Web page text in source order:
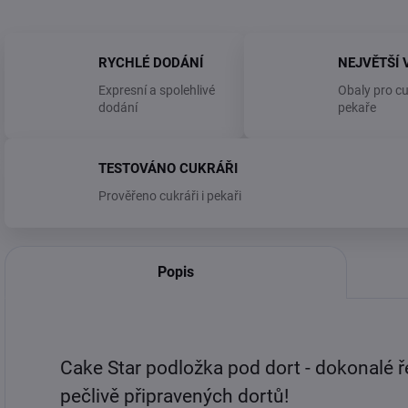
RYCHLÉ DODÁNÍ
Expresní a spolehlivé
dodání
NEJVĚTŠÍ
Obaly pro
pekaře
TESTOVÁNO CUKRÁŘI
Prověřeno cukráři i pekaři
Popis
Cake Star podložka pod dort - dokonalé
pečlivě připravených dortů!